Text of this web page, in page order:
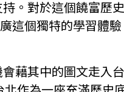
。對於這個饒富歷
這個獨特的學習體
藉其中的圖文走入